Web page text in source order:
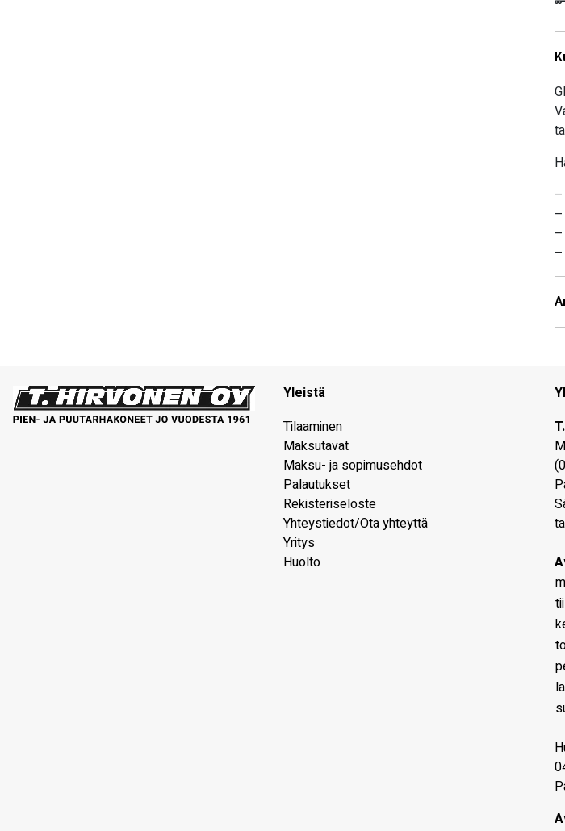
Yleistä
Tilaaminen
Maksutavat
Maksu- ja sopimusehdot
Palautukset
Rekisteriseloste
Yhteystiedot/Ota yhteyttä
Yritys
Huolto